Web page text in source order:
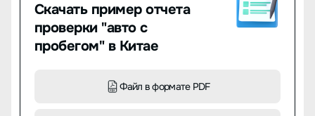
Скачать пример отчета
проверки "авто с
пробегом" в Китае
Файл в формате PDF